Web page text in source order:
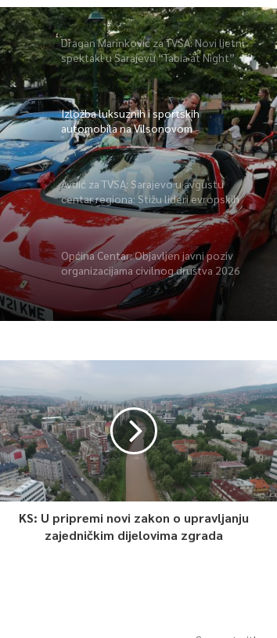
Dragan Marinković za TVSA: Novi ljetni
spektakl u Sarajevu “Tabia at Night”
Izložba luksuznih i sportskih
automobila na Vilsonovom
Avdić za TVSA: Sarajevo u avgustu
centar regiona: Stižu lideri evropskih
gradova
Općina Centar: Objavljen javni poziv
organizacijama civilnog društva 2026
KS: U pripremi novi zakon o upravljanju
zajedničkim dijelovima zgrada